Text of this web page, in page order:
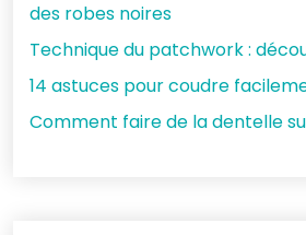
des robes noires
Technique du patchwork :
14 astuces pour coudre
Comment faire de la dentelle